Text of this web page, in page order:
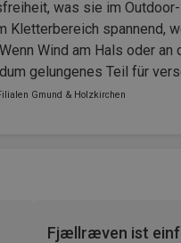
was sie im
spannend,
Wind am Hals oder
gelungenes Teil für
Gmund & Holzkirchen
Fjællræven ist